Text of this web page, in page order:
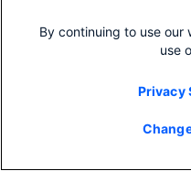
온라인 제안 제도.피
한 피드백을 원하는
By continuing to use
use
Privacy